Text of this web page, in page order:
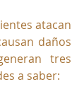
atacan
daños
tres
a saber: